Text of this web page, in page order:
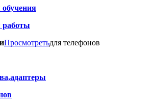
Просмотретьдля телефонов